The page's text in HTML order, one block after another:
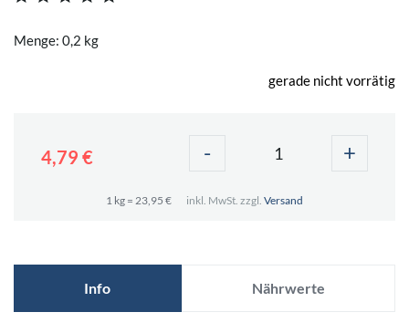
Menge: 0,2 kg
gerade nicht vorrätig
4,79 € - +
1 kg = 23,95 € inkl. MwSt. zzgl. Versand
Info Nährwerte